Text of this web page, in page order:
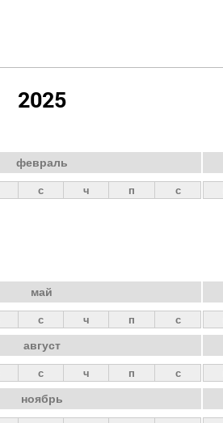
2025
февраль
с ч п с
май
с ч п с
август
с ч п с
ноябрь